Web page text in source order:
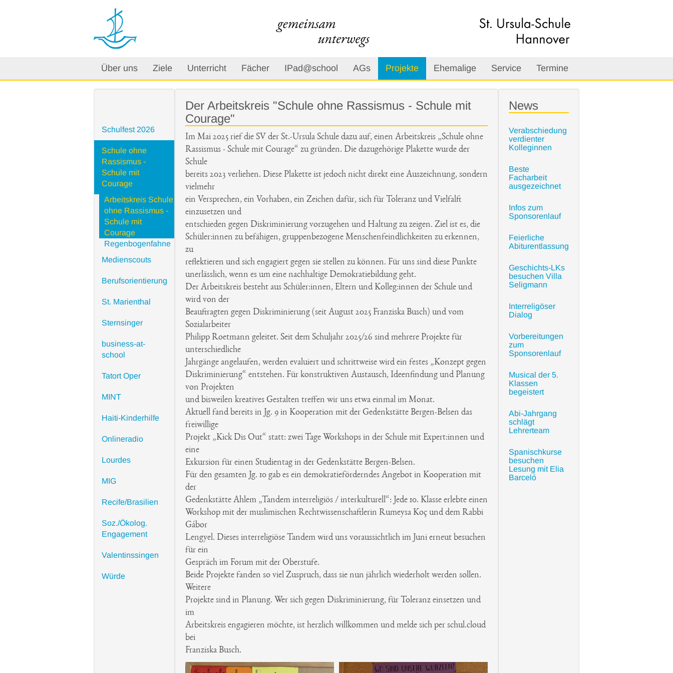
Über uns Ziele Unterricht Fächer IPad@school AGs Projekte Ehemalige Service Termine
Schulfest 2026
Schule ohne
Rassismus -
Schule mit
Courage
Arbeitskreis Schule
ohne Rassismus -
Schule mit
Courage
Regenbogenfahne
Medienscouts
Berufsorientierung
St. Marienthal
Sternsinger
business-at-
school
Tatort Oper
MINT
Haiti-Kinderhilfe
Onlineradio
Lourdes
MIG
Recife/Brasilien
Soz./Ökolog.
Engagement
Valentinssingen
Würde
Der Arbeitskreis "Schule ohne Rassismus - Schule mit
Courage"
Im Mai 2025 rief die SV der St.-Ursula Schule dazu auf, einen Arbeitskreis „Schule ohne
Rassismus - Schule mit Courage“ zu gründen. Die dazugehörige Plakette wurde der
Schule
bereits 2023 verliehen. Diese Plakette ist jedoch nicht direkt eine Auszeichnung, sondern
vielmehr
ein Versprechen, ein Vorhaben, ein Zeichen dafür, sich für Toleranz und Vielfalft
einzusetzen und
entschieden gegen Diskriminierung vorzugehen und Haltung zu zeigen. Ziel ist es, die
Schüler:innen zu befähigen, gruppenbezogene Menschenfeindlichkeiten zu erkennen,
zu
reflektieren und sich engagiert gegen sie stellen zu können. Für uns sind diese Punkte
unerlässlich, wenn es um eine nachhaltige Demokratiebildung geht.
Der Arbeitskreis besteht aus Schüler:innen, Eltern und Kolleg:innen der Schule und
wird von der
Beauftragten gegen Diskriminierung (seit August 2025 Franziska Busch) und vom
Sozialarbeiter
Philipp Roetmann geleitet. Seit dem Schuljahr 2025/26 sind mehrere Projekte für
unterschiedliche
Jahrgänge angelaufen, werden evaluiert und schrittweise wird ein festes „Konzept gegen
Diskriminierung“ entstehen. Für konstruktiven Austausch, Ideenfindung und Planung
von Projekten
und bisweilen kreatives Gestalten treffen wir uns etwa einmal im Monat.
Aktuell fand bereits in Jg. 9 in Kooperation mit der Gedenkstätte Bergen-Belsen das
freiwillige
Projekt „Kick Dis Out“ statt: zwei Tage Workshops in der Schule mit Expert:innen und
eine
Exkursion für einen Studientag in der Gedenkstätte Bergen-Belsen.
Für den gesamten Jg. 10 gab es ein demokratieförderndes Angebot in Kooperation mit
der
Gedenkstätte Ahlem „Tandem interreligiös / interkulturell“: Jede 10. Klasse erlebte einen
Workshop mit der muslimischen Rechtwissenschaftlerin Rumeysa Koç und dem Rabbi
Gábor
Lengyel. Dieses interreligiöse Tandem wird uns voraussichtlich im Juni erneut besuchen
für ein
Gespräch im Forum mit der Oberstufe.
Beide Projekte fanden so viel Zuspruch, dass sie nun jährlich wiederholt werden sollen.
Weitere
Projekte sind in Planung. Wer sich gegen Diskriminierung, für Toleranz einsetzen und
im
Arbeitskreis engagieren möchte, ist herzlich willkommen und melde sich per schul.cloud
bei
Franziska Busch.
News
Verabschiedung
verdienter
Kolleginnen
Beste
Facharbeit
ausgezeichnet
Infos zum
Sponsorenlauf
Feierliche
Abiturentlassung
Geschichts-LKs
besuchen Villa
Seligmann
Interreligöser
Dialog
Vorbereitungen
zum
Sponsorenlauf
Musical der 5.
Klassen
begeistert
Abi-Jahrgang
schlägt
Lehrerteam
Spanischkurse
besuchen
Lesung mit Elia
Barceló